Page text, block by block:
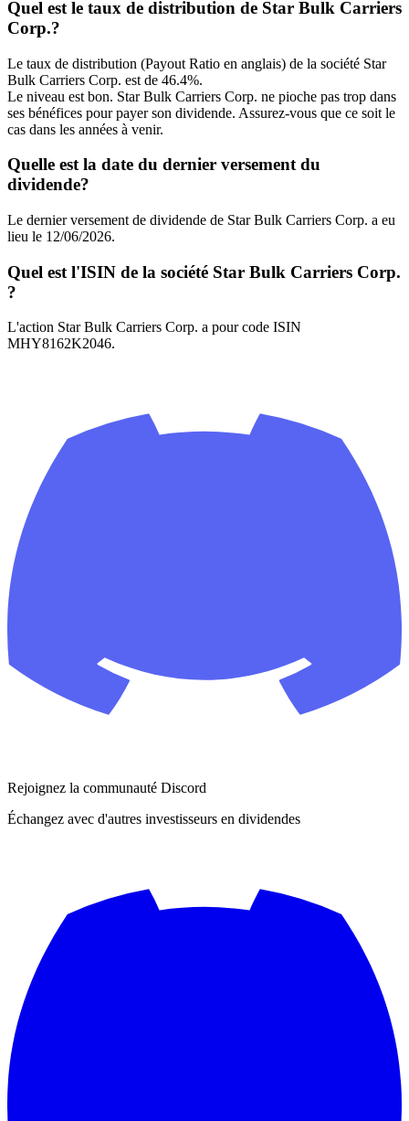
Quel est le taux de distribution de Star Bulk Carriers
Corp.?
Le taux de distribution (Payout Ratio en anglais) de la société Star
Bulk Carriers Corp. est de 46.4%.
Le niveau est bon. Star Bulk Carriers Corp. ne pioche pas trop dans
ses bénéfices pour payer son dividende. Assurez-vous que ce soit le
cas dans les années à venir.
Quelle est la date du dernier versement du
dividende?
Le dernier versement de dividende de Star Bulk Carriers Corp. a eu
lieu le 12/06/2026.
Quel est l'ISIN de la société Star Bulk Carriers Corp.
?
L'action Star Bulk Carriers Corp. a pour code ISIN
MHY8162K2046.
Rejoignez la communauté Discord
Échangez avec d'autres investisseurs en dividendes